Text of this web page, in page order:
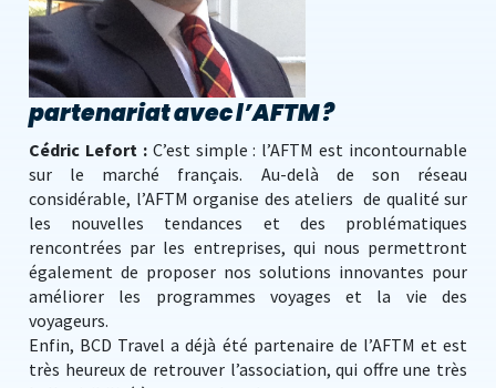
partenariat avec l’AFTM ?
Cédric Lefort : C’est simple : l’AFTM est incontournable
sur le marché français. Au-delà de son réseau
considérable, l’AFTM organise des ateliers de qualité sur
les nouvelles tendances et des problématiques
rencontrées par les entreprises, qui nous permettront
également de proposer nos solutions innovantes pour
améliorer les programmes voyages et la vie des
voyageurs.
Enfin, BCD Travel a déjà été partenaire de l’AFTM et est
très heureux de retrouver l’association, qui offre une très